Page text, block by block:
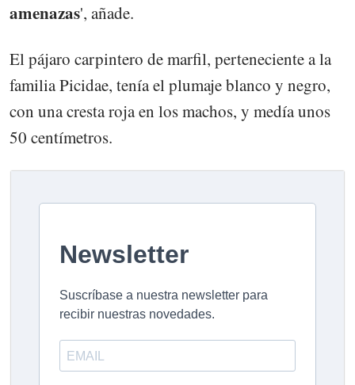
amenazas', añade.
El pájaro carpintero de marfil, perteneciente a la
familia Picidae, tenía el plumaje blanco y negro,
con una cresta roja en los machos, y medía unos
50 centímetros.